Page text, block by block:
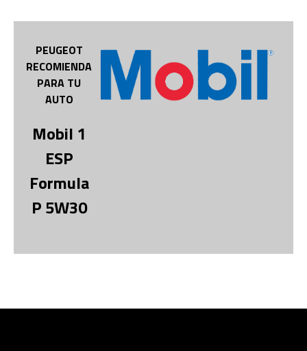
PEUGEOT
RECOMIENDA
PARA TU
AUTO
Mobil 1
ESP
Formula
P 5W30